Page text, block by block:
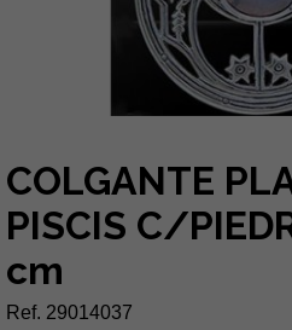
COLGANTE
PISCIS C/
cm
Ref. 29014037